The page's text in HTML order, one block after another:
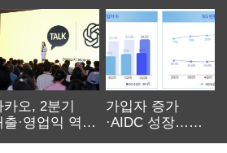
카오, 2분기
출·영업익 역대
가입자 증가
·AIDC 성장…